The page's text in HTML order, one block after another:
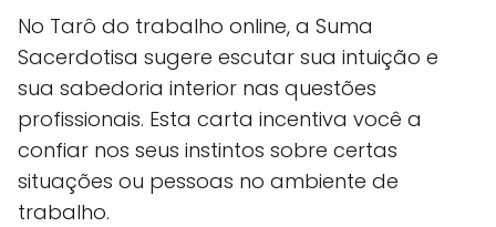
No Tarô do trabalho online, a Suma
Sacerdotisa sugere escutar sua intuição e
sua sabedoria interior nas questões
profissionais. Esta carta incentiva você a
confiar nos seus instintos sobre certas
situações ou pessoas no ambiente de
trabalho.